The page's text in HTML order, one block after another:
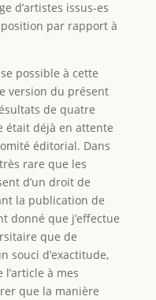
d’artistes issus-es
par rapport à
possible à cette
version du présent
de quatre
était déjà en attente
éditorial. Dans
rare que les
d’un droit de
la publication de
donné que j’effectue
que de
souci d’exactitude,
à mes
que la manière